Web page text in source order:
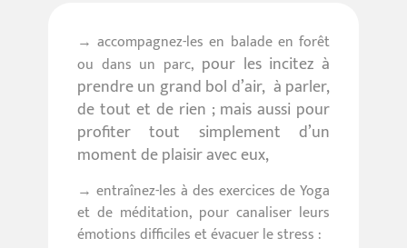
→ accompagnez-les en balade en forêt
ou dans un parc, pour les incitez à
prendre un grand bol d’air, à parler,
de tout et de rien ; mais aussi pour
profiter tout simplement d’un
moment de plaisir avec eux,
→ entraînez-les à des exercices de Yoga
et de méditation, pour canaliser leurs
émotions difficiles et évacuer le stress :